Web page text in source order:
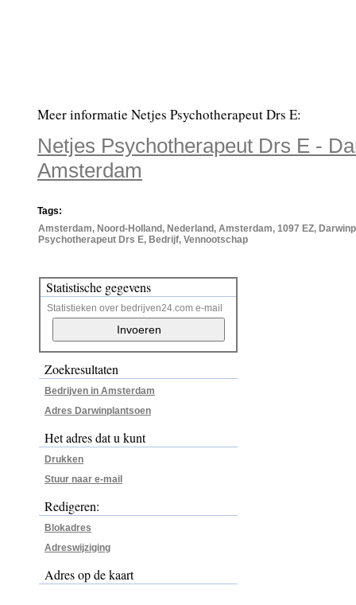
Meer informatie Netjes Psychotherapeut Drs E:
Netjes Psychotherapeut Drs E -
Amsterdam
Tags:
Amsterdam, Noord-Holland, Nederland, Amsterdam, 1097 EZ,
Psychotherapeut Drs E, Bedrijf, Vennootschap
Statistische gegevens
Statistieken over bedrijven24.com e-mail
Zoekresultaten
Bedrijven in Amsterdam
Adres Darwinplantsoen
Het adres dat u kunt
Drukken
Stuur naar e-mail
Redigeren:
Blokadres
Adreswijziging
Adres op de kaart